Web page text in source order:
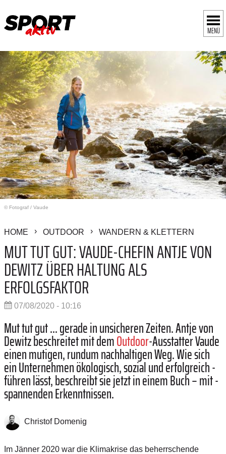
MENÜ
© Fotograf / Vaude
HOME OUTDOOR WANDERN & KLETTERN
MUT TUT GUT: VAUDE-CHEFIN ANTJE VON
DEWITZ ÜBER HALTUNG ALS
ERFOLGSFAKTOR
07/08/2020 - 10:16
Mut tut gut ... gerade in unsicheren ­Zeiten. Antje von
Dewitz ­beschreitet mit demOutdoor-Ausstatter Vaude
einen ­mutigen, rundum nachhaltigen Weg. Wie sich
ein Unternehmen ökologisch, sozial und erfolgreich ­
führen lässt, ­beschreibt sie jetzt in einem Buch – mit ­
spannenden Erkenntnissen.
Christof Domenig
Im Jänner 2020 war die Klimakrise das beherrschende